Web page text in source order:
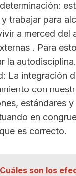
trabajar para
a merced del
. Para
la autodisciplina.
La integración
con
estándares y
en
es correcto.
son los